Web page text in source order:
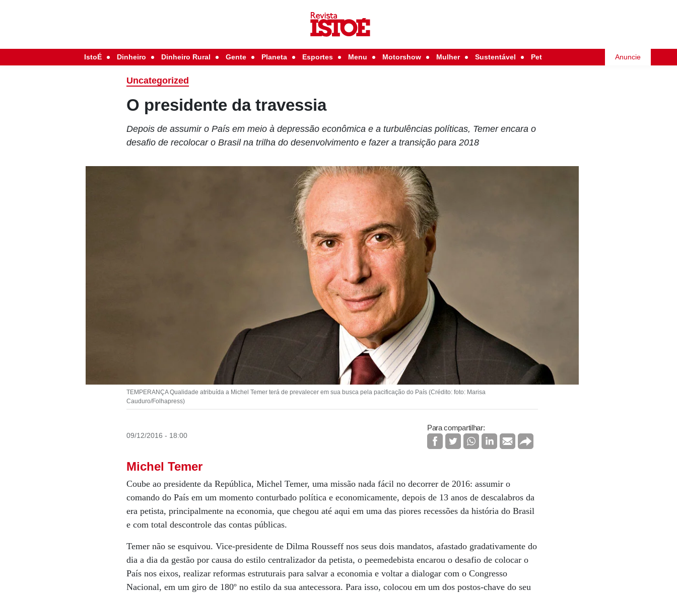
IstoÉ Dinheiro Dinheiro Rural Gente Planeta Esportes Menu Motorshow Mulher Sustentável Pet Anuncie
Uncategorized
O presidente da travessia
Depois de assumir o País em meio à depressão econômica e a turbulências políticas, Temer encara o
desafio de recolocar o Brasil na trilha do desenvolvimento e fazer a transição para 2018
TEMPERANÇA Qualidade atribuída a Michel Temer terá de prevalecer em sua busca pela pacificação do País (Crédito: foto: Marisa
Cauduro/Folhapress)
09/12/2016 - 18:00
Para compartilhar:
Michel Temer
Coube ao presidente da República, Michel Temer, uma missão nada fácil no decorrer de 2016: assumir o
comando do País em um momento conturbado política e economicamente, depois de 13 anos de descalabros da
era petista, principalmente na economia, que chegou até aqui em uma das piores recessões da história do Brasil
e com total descontrole das contas públicas.
Temer não se esquivou. Vice-presidente de Dilma Rousseff nos seus dois mandatos, afastado gradativamente do
dia a dia da gestão por causa do estilo centralizador da petista, o peemedebista encarou o desafio de colocar o
País nos eixos, realizar reformas estruturais para salvar a economia e voltar a dialogar com o Congresso
Nacional, em um giro de 180º no estilo da sua antecessora. Para isso, colocou em um dos postos-chave do seu